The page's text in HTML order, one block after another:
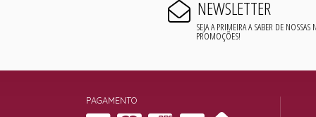
NEWSLETTER
SEJA A PRIMEIRA A SABER DE NOSSAS
PROMOÇÕES!
PAGAMENTO